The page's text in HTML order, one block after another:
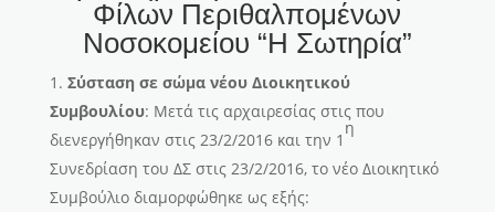
Φίλων Περιθαλπομένων
Νοσοκομείου “Η Σωτηρία”
Σύσταση σε σώμα νέου Διοικητικού
Συμβουλίου: Μετά τις αρχαιρεσίας στις που
διενεργήθηκαν στις 23/2/2016 και την 1
η
Συνεδρίαση του ΔΣ στις 23/2/2016, το νέο Διοικητικό
Συμβούλιο διαμορφώθηκε ως εξής: